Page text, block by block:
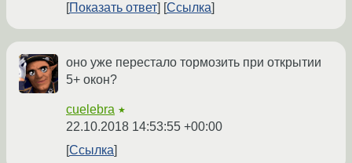
Показать ответ
Ссылка
оно уже перестало тормозить при открытии
5+ окон?
cuelebra ★
22.10.2018 14:53:55 +00:00
Ссылка